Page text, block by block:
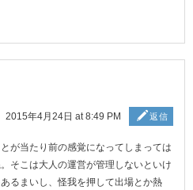
2015年4月24日 at 8:49 PM 返信
が当たり前の感覚になってしまっては
そこは大人の運営が管理しないといけ
るまいし、怪我を押して出場とか熱